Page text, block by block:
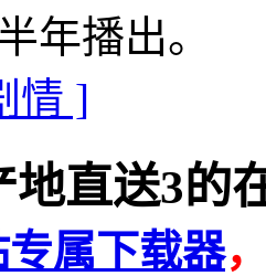
年播出。
情 ]
直送3的在
专属下载器